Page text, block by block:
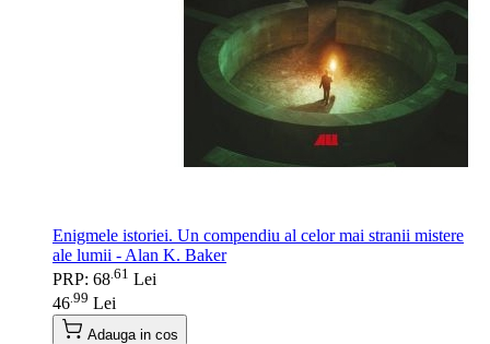
Enigmele istoriei. Un compendiu al celor mai stranii mistere
ale lumii - Alan K. Baker
PRP: 68 61 Lei
46.99 Lei
Adauga in cos